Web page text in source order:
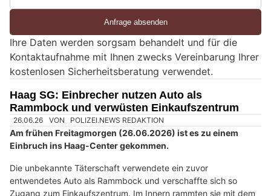
e
i
n
e
n
s
c
?
D
Ihre Daten werden sorgsam behandelt und für die
Kontaktaufnahme mit Ihnen zwecks Vereinbarung Ihrer
kostenlosen Sicherheitsberatung verwendet.
Haag SG: Einbrecher nutzen Auto als
Rammbock und verwüsten Einkaufszentrum